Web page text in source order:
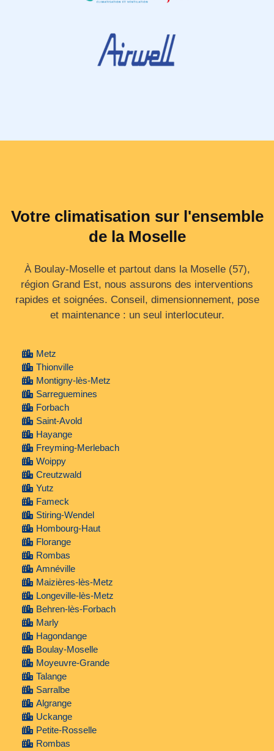
Votre climatisation sur l'ensemble
de la Moselle
À Boulay-Moselle et partout dans la Moselle (57),
région Grand Est, nous assurons des interventions
rapides et soignées. Conseil, dimensionnement, pose
et maintenance : un seul interlocuteur.
Metz
Thionville
Montigny-lès-Metz
Sarreguemines
Forbach
Saint-Avold
Hayange
Freyming-Merlebach
Woippy
Creutzwald
Yutz
Fameck
Stiring-Wendel
Hombourg-Haut
Florange
Rombas
Amnéville
Maizières-lès-Metz
Longeville-lès-Metz
Behren-lès-Forbach
Marly
Hagondange
Boulay-Moselle
Moyeuvre-Grande
Talange
Sarralbe
Algrange
Uckange
Petite-Rosselle
Rombas